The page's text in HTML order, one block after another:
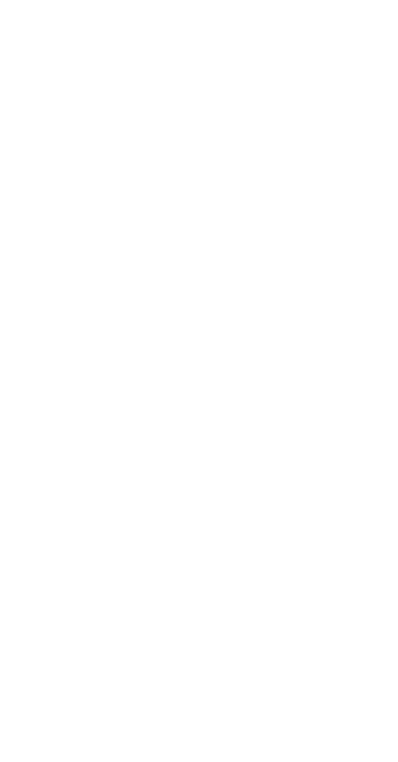
供させていただ
了承ください。
き作成されるも
をご了承くださ
ようお願いしま
ず変更すること
はありません。
品に未対応品が
年1月12日よ
) : 1000ppm、
貨物等」とい
可)を取得する
要な手段を講じ
、取り引きをい
ムロン制御